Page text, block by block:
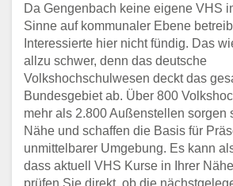
Da Gengenbach keine eigene VHS
Sinne auf kommunaler Ebene
Interessierte hier nicht fündig. Das
allzu schwer, denn das deutsche
Volkshochschulwesen deckt das
Bundesgebiet ab. Über 800
mehr als 2.800 Außenstellen sorgen
Nähe und schaffen die Basis für
unmittelbarer Umgebung. Es kann
dass aktuell VHS Kurse in Ihrer
prüfen Sie direkt, ob die